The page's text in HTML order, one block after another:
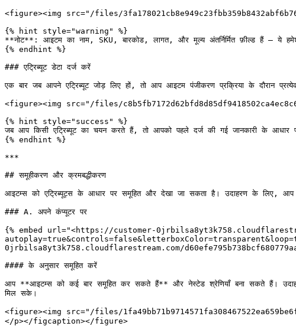
<figure><img src="/files/
{% hint style="warning" %}
**नोट**: आइटम का नाम, SKU, बारकोड, लागत, और मूल्य अंतर्निर्मित फ़ील्ड हैं — ये
{% endhint %}
### एट्रिब्यूट डेटा दर्ज करें
एक बार जब आपने एट्रिब्यूट जोड़ लिए हों, तो आप आइटम पंजीकरण प्रक्रिया के दौरान
<figure><img src="/files/
{% hint style="success" %}
जब आप किसी एट्रिब्यूट का चयन करते हैं, तो आपको पहले दर्ज की गई जानकारी के आधार
{% endhint %}
***
## समूहीकरण और क्रमबद्धीकरण
आइटम्स को एट्रिब्यूट्स के आधार पर समूहित और देखा जा सकता है। उदाहरण के लिए,
### A. अपने कंप्यूटर पर
{% embed url="<https://customer-
0jrbilsa8yt3k758.cloudflarestream.com/
#### के अनुसार समूहित करें
आप **आइटम्स को कई बार समूहित कर सकते हैं** और नेस्टेड श्रेणियाँ बना सकते हैं।
मिल सके।
<figure><img src="/files/
</p></figcaption></figure>